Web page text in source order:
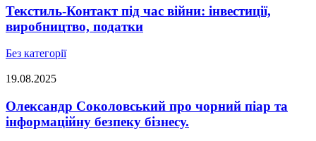
Текстиль-Контакт під час війни: інвестиції,
виробництво, податки
Без категорії
19.08.2025
Олександр Соколовський про чорний піар та
інформаційну безпеку бізнесу.